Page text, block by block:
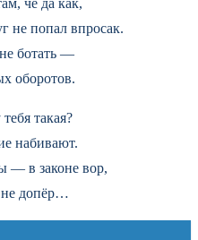
чё да как,
не попал впросак.
ботать —
оборотов.
такая?
набивают.
— в законе вор,
не допёр…